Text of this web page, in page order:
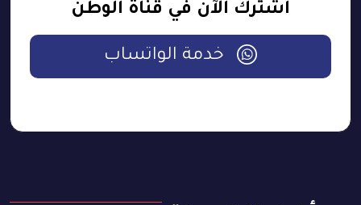
اشترك الآن في قناة الوطن
خدمة الواتساب